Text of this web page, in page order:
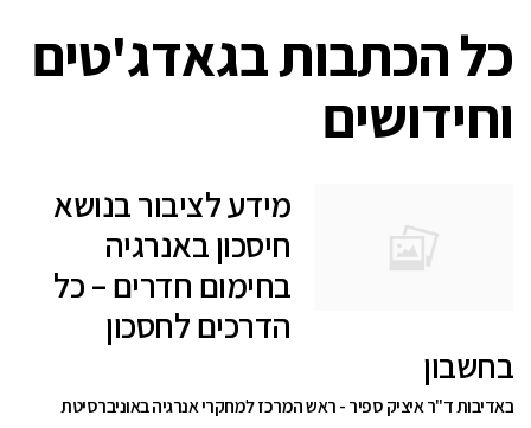
כל הכתבות בגאדג'טים
וחידושים
מידע לציבור בנושא
חיסכון באנרגיה
בחימום חדרים – כל
הדרכים לחסכון
בחשבון
באדיבות ד"ר איציק ספיר - ראש המרכז למחקרי אנרגיה באוניברסיטת